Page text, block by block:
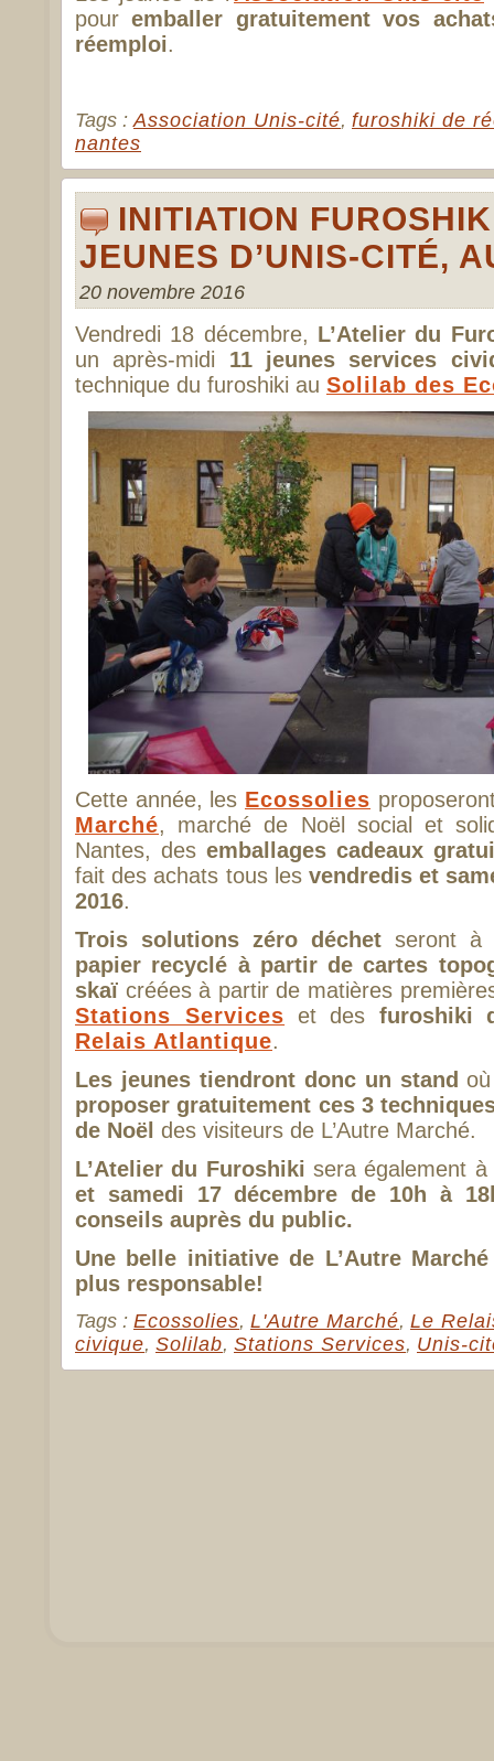
pouremballer gratuitement vos
réemploi.
Tags : Association Unis-cité, furoshiki de
nantes
INITIATION
JEUNES D’UNIS-CITÉ,
20 novembre 2016
Vendredi 18 décembre, L’Atelier du
un après-midi 11 jeunes services
technique du furoshiki au Solilab des
Cette année, les Ecossolies
Marché, marché de Noël social et
Nantes, des emballages cadeaux
fait des achats tous les vendredis et
2016.
Trois solutions zéro déchet seront à
papier recyclé à partir de cartes
skaï créées à partir de matières
Stations Services et des furoshiki
Relais Atlantique.
Les jeunes tiendront donc un stand
proposer gratuitement ces 3
de Noël des visiteurs de L’Autre Marché.
L’Atelier du Furoshiki sera également
et samedi 17 décembre de 10h à
conseils auprès du public.
Une belle initiative de L’Autre
plus responsable!
Tags : Ecossolies, L'Autre Marché, Le
civique, Solilab, Stations Services, Unis-